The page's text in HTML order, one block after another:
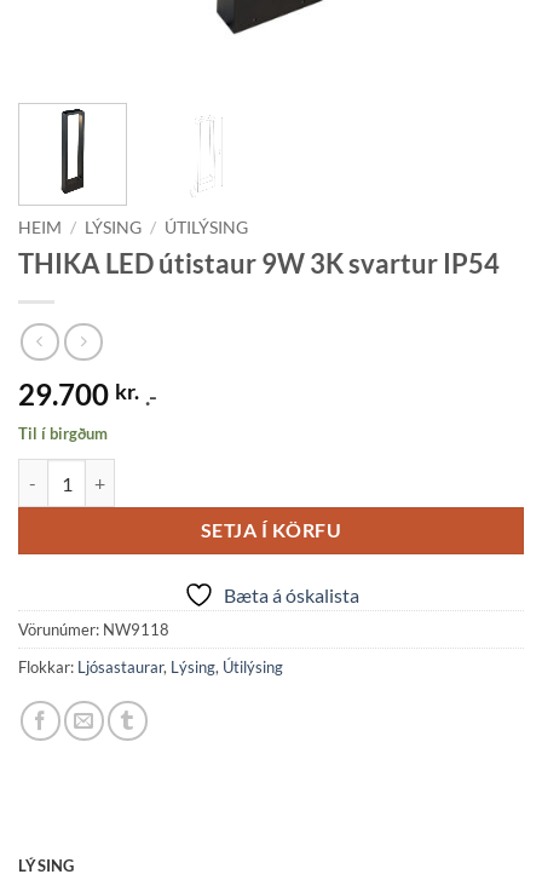
HEIM / LÝSING / ÚTILÝSING
THIKA LED útistaur 9W 3K svartur IP54
29.700 kr. .-
Til í birgðum
SETJA Í KÖRFU
Bæta á óskalista
Vörunúmer: NW9118
Flokkar: Ljósastaurar, Lýsing, Útilýsing
LÝSING